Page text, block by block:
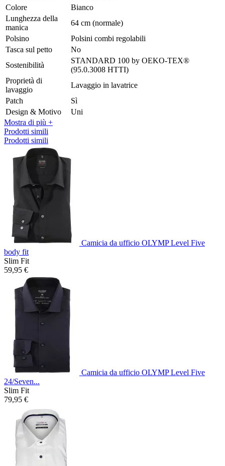
Colore
Bianco
Lunghezza della
manica
64 cm (normale)
Polsino
Polsini combi regolabili
Tasca sul petto
No
Sostenibilità
STANDARD 100 by OEKO-TEX®
(95.0.3008 HTTI)
Proprietà di
lavaggio
Lavaggio in lavatrice
Patch
Sì
Design & Motivo
Uni
Mostra di più +
Prodotti simili
Prodotti simili
Camicia da ufficio OLYMP Level Five
body fit
Slim Fit
59,95 €
Camicia da ufficio OLYMP Level Five
24/Seven...
Slim Fit
79,95 €